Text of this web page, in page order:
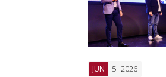
JUN 5 2026